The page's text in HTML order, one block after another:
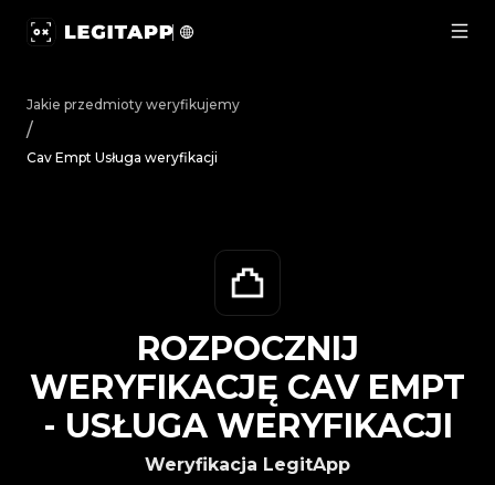
Jakie przedmioty weryfikujemy
/
Cav Empt Usługa weryfikacji
Weryfikacja LegitApp
ROZPOCZNIJ
WERYFIKACJĘ CAV EMPT
- USŁUGA WERYFIKACJI